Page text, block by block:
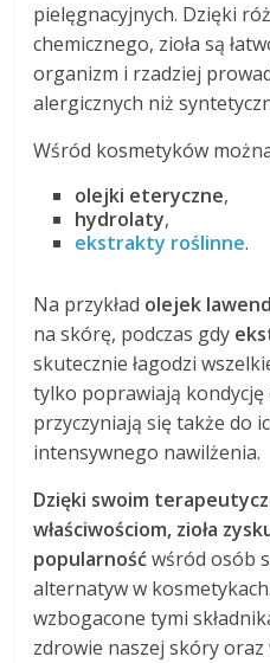
pielęgnacyjnych. Dzięki
chemicznego, zioła są
organizm i rzadziej
alergicznych niż
Wśród kosmetyków
olejki eteryczne,
hydrolaty,
ekstrakty roślinne.
Na przykład olejek
na skórę, podczas gdy
skutecznie łagodzi
tylko poprawiają kondycję
przyczyniają się także do
intensywnego nawilżenia.
Dzięki swoim
właściwościom, zioła
popularnośćwśród osób
alternatyw w
wzbogacone tymi
zdrowie naszej skóry oraz